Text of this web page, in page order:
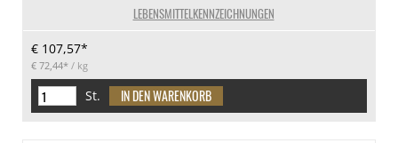
LEBENSMITTELKENNZEICHNUNGEN
€ 107,57*
€ 72,44* / kg
St.